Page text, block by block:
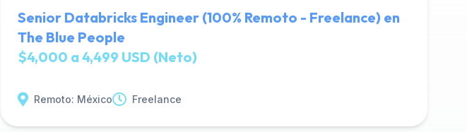
Senior Databricks Engineer (100% Remoto - Freelance) en
The Blue People
$4,000 a 4,499 USD (Neto)
Remoto: México Freelance